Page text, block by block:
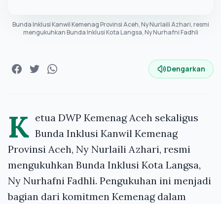
Bunda Inklusi Kanwil Kemenag Provinsi Aceh, Ny Nurlaili Azhari, resmi
mengukuhkan Bunda Inklusi Kota Langsa, Ny Nurhafni Fadhli
Dengarkan
K etua DWP Kemenag Aceh sekaligus
Bunda Inklusi Kanwil Kemenag
Provinsi Aceh, Ny Nurlaili Azhari, resmi
mengukuhkan Bunda Inklusi Kota Langsa,
Ny Nurhafni Fadhli. Pengukuhan ini menjadi
bagian dari komitmen Kemenag dalam